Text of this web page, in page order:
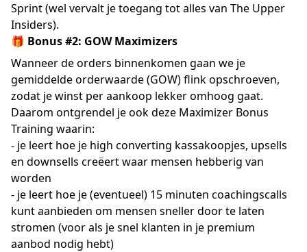
Sprint (wel vervalt je toegang tot alles van The Upper
Insiders).
🎁 Bonus #2: GOW Maximizers
Wanneer de orders binnenkomen gaan we je
gemiddelde orderwaarde (GOW) flink opschroeven,
zodat je winst per aankoop lekker omhoog gaat.
Daarom ontgrendel je ook deze Maximizer Bonus
Training waarin:
- je leert hoe je high converting kassakoopjes, upsells
en downsells creëert waar mensen hebberig van
worden
- je leert hoe je (eventueel) 15 minuten coachingscalls
kunt aanbieden om mensen sneller door te laten
stromen (voor als je snel klanten in je premium
aanbod nodig hebt)